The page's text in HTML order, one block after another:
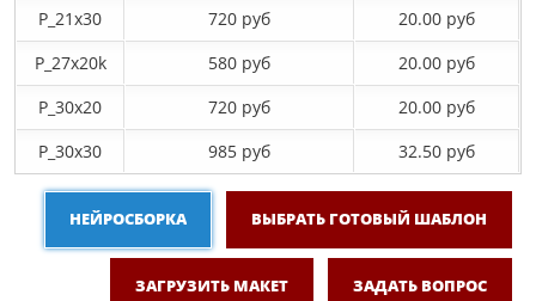
P_21х30
720 руб
20.00 руб
P_27х20k
580 руб
20.00 руб
P_30х20
720 руб
20.00 руб
P_30х30
985 руб 32.50 руб
НЕЙРОСБОРКА ВЫБРАТЬ ГОТОВЫЙ ШАБЛОН
ЗАГРУЗИТЬ МАКЕТ ЗАДАТЬ ВОПРОС